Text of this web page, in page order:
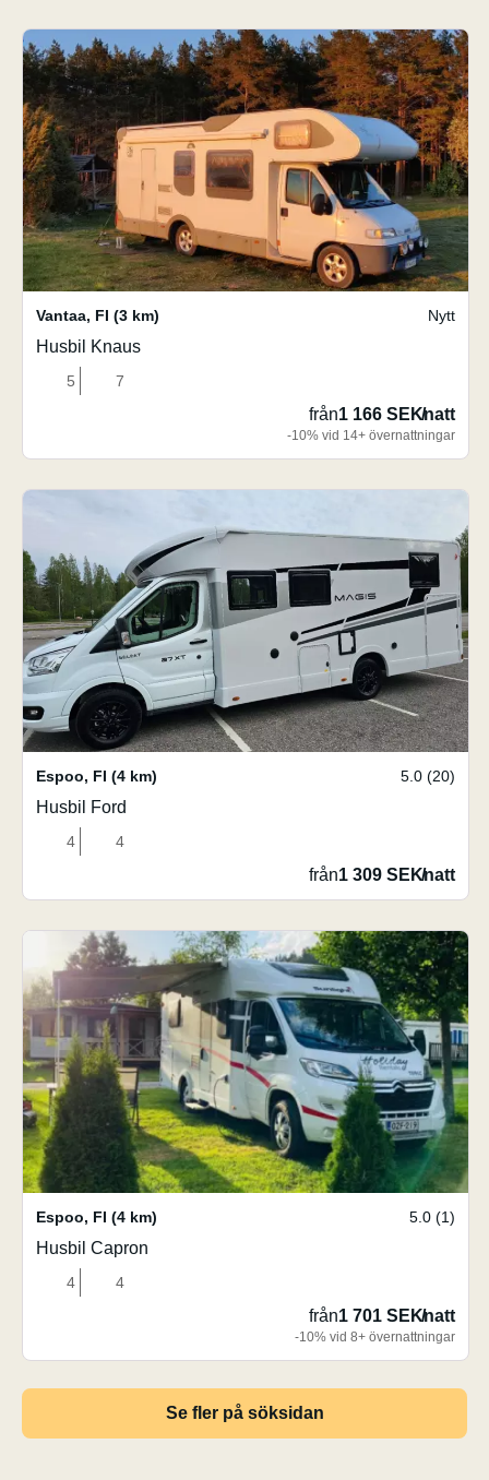
Vantaa, FI (3 km) Nytt
Husbil Knaus
5 7
från1 166 SEK/natt
-10% vid 14+ övernattningar
Espoo, FI (4 km) 5.0 (20)
Husbil Ford
4 4
från1 309 SEK/natt
Espoo, FI (4 km) 5.0 (1)
Husbil Capron
4 4
från1 701 SEK/natt
-10% vid 8+ övernattningar
Se fler på söksidan